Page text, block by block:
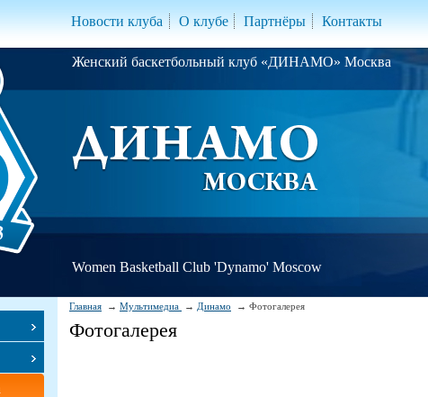
Новости клуба О клубе Партнёры Контакты
Женский баскетбольный клуб «ДИНАМО» Москва
Women Basketball Club 'Dynamo' Moscow
Главная Мультимедиа Динамо Фотогалерея
Фотогалерея